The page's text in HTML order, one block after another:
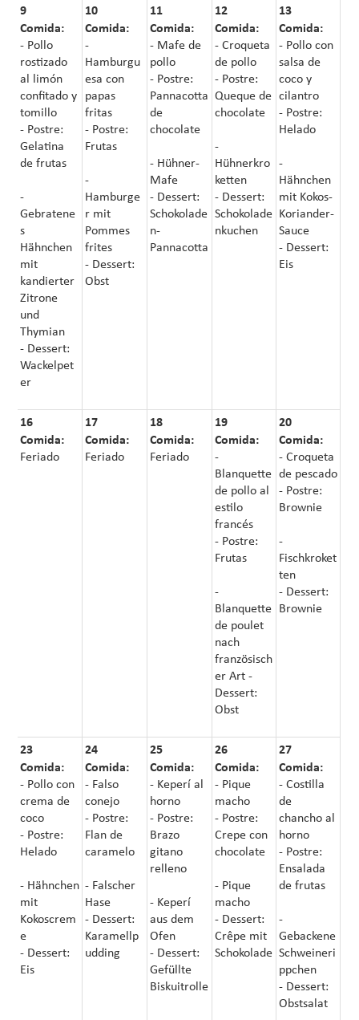
9
Comida:
- Pollo
rostizado
al limón
confitado y
tomillo
- Postre:
Gelatina
de frutas
-
Gebratene
s
Hähnchen
mit
kandierter
Zitrone
und
Thymian
- Dessert:
Wackelpet
er
10
Comida:
-
Hamburgu
esa con
papas
fritas
- Postre:
Frutas
-
Hamburge
r mit
Pommes
frites
- Dessert:
Obst
11
Comida:
- Mafe de
pollo
- Postre:
Pannacotta
de
chocolate
- Hühner-
Mafe
- Dessert:
Schokolade
n-
Pannacotta
12
Comida:
- Croqueta
de pollo
- Postre:
Queque de
chocolate
-
Hühnerkro
ketten
- Dessert:
Schokolade
nkuchen
13
Comida:
- Pollo con
salsa de
coco y
cilantro
- Postre:
Helado
-
Hähnchen
mit Kokos-
Koriander-
Sauce
- Dessert:
Eis
16
Comida:
Feriado
17
Comida:
Feriado
18
Comida:
Feriado
19
Comida:
-
Blanquette
de pollo al
estilo
francés
- Postre:
Frutas
-
Blanquette
de poulet
nach
französisch
er Art -
Dessert:
Obst
20
Comida:
- Croqueta
de pescado
- Postre:
Brownie
-
Fischkroket
ten
- Dessert:
Brownie
23
Comida:
- Pollo con
crema de
coco
- Postre:
Helado
- Hähnchen
mit
Kokoscrem
e
- Dessert:
Eis
24
Comida:
- Falso
conejo
- Postre:
Flan de
caramelo
- Falscher
Hase
- Dessert:
Karamellp
udding
25
Comida:
- Keperí al
horno
- Postre:
Brazo
gitano
relleno
- Keperí
aus dem
Ofen
- Dessert:
Gefüllte
Biskuitrolle
26
Comida:
- Pique
macho
- Postre:
Crepe con
chocolate
- Pique
macho
- Dessert:
Crêpe mit
Schokolade
27
Comida:
- Costilla
de
chancho al
horno
- Postre:
Ensalada
de frutas
-
Gebackene
Schweineri
ppchen
- Dessert:
Obstsalat